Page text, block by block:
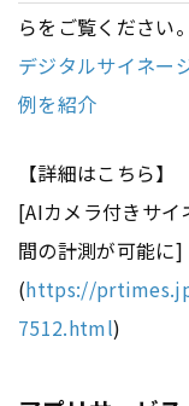
らをご覧ください。
デジタルサイネー
例を紹介
【詳細はこちら】
[AIカメラ付きサイ
間の計測が可能に]
(https://
7512.html)